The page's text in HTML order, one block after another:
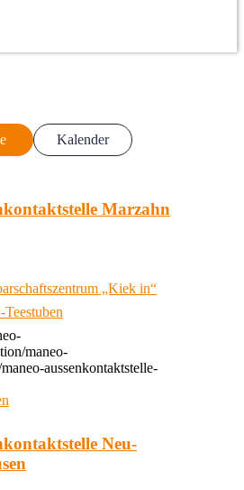
Kalender
Marzahn
„Kiek in“
maneo-
aussenkontaktstelle-
Neu-